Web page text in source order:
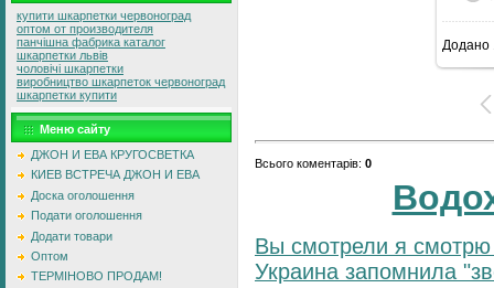
купити шкарпетки червоноград
оптом от производителя
панчішна фабрика каталог
шкарпетки львів
чоловічі шкарпетки
виробництво шкарпеток червоноград
шкарпетки купити
Меню сайту
ДЖОН И ЕВА КРУГОСВЕТКА
КИЕВ ВСТРЕЧА ДЖОН И ЕВА
Доска оголошення
Подати оголошення
Додати товари
Оптом
ТЕРМІНОВО ПРОДАМ!
Додано
Всього коментарів: 0
Вы смотрели я
Украина запомнила